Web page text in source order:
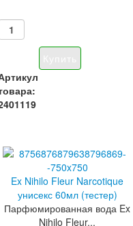
Ex Nihilo Fleur Narcotique
унисекс 60мл (тестер)
Парфюмированная вода Ex
Nihilo Fleur...